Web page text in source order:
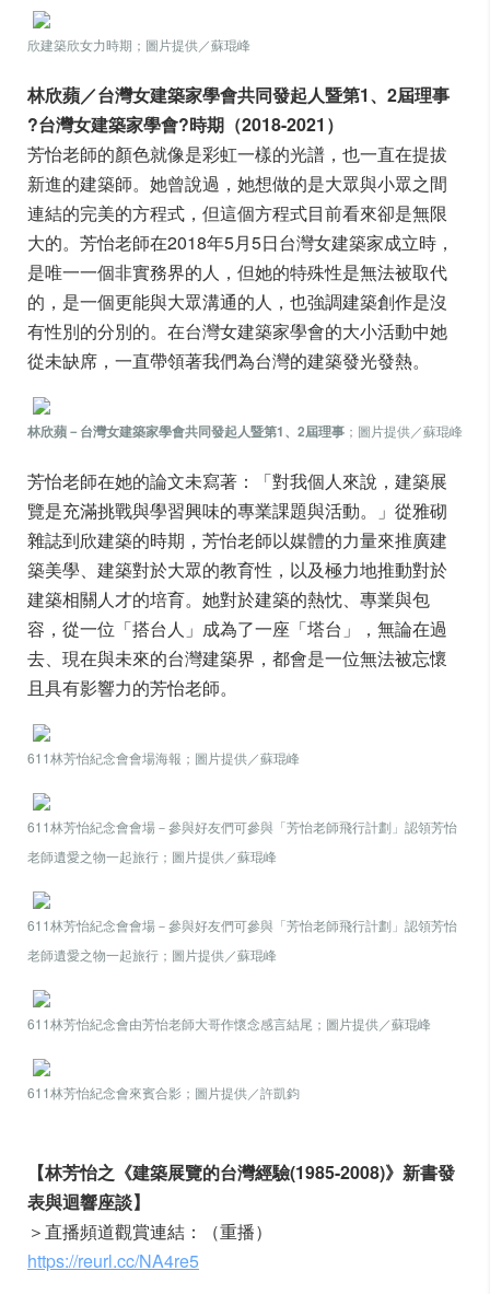
欣建築欣女力時期；圖片提供／蘇琨峰
林欣蘋／台灣女建築家學會共同發起人暨第1、2屆理事
?台灣女建築家學會?時期（2018-2021）
芳怡老師的顏色就像是彩虹一樣的光譜，也一直在提拔
新進的建築師。她曾說過，她想做的是大眾與小眾之間
連結的完美的方程式，但這個方程式目前看來卻是無限
大的。芳怡老師在2018年5月5日台灣女建築家成立時，
是唯一一個非實務界的人，但她的特殊性是無法被取代
的，是一個更能與大眾溝通的人，也強調建築創作是沒
有性別的分別的。在台灣女建築家學會的大小活動中她
從未缺席，一直帶領著我們為台灣的建築發光發熱。
林欣蘋－台灣女建築家學會共同發起人暨第1、2屆理事 ；圖片提供／蘇琨峰
芳怡老師在她的論文未寫著：「對我個人來說，建築展
覽是充滿挑戰與學習興味的專業課題與活動。」從雅砌
雜誌到欣建築的時期，芳怡老師以媒體的力量來推廣建
築美學、建築對於大眾的教育性，以及極力地推動對於
建築相關人才的培育。她對於建築的熱忱、專業與包
容，從一位「搭台人」成為了一座「塔台」，無論在過
去、現在與未來的台灣建築界，都會是一位無法被忘懷
且具有影響力的芳怡老師。
611林芳怡紀念會會場海報；圖片提供／蘇琨峰
611林芳怡紀念會會場－參與好友們可參與「芳怡老師飛行計劃」認領芳怡
老師遺愛之物一起旅行；圖片提供／蘇琨峰
611林芳怡紀念會會場－參與好友們可參與「芳怡老師飛行計劃」認領芳怡
老師遺愛之物一起旅行；圖片提供／蘇琨峰
611林芳怡紀念會由芳怡老師大哥作懷念感言結尾；圖片提供／蘇琨峰
611林芳怡紀念會來賓合影；圖片提供／許凱鈞
【林芳怡之《建築展覽的台灣經驗(1985-2008)》新書發
表與迴響座談】
＞直播頻道觀賞連結：（重播）
https://reurl.cc/NA4re5